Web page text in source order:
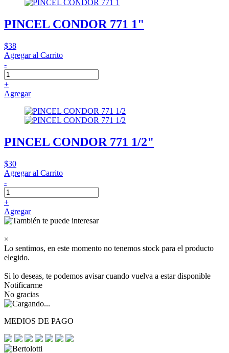
PINCEL CONDOR 771 1"
$38
Agregar al Carrito
-
+
Agregar
PINCEL CONDOR 771 1/2"
$30
Agregar al Carrito
-
+
Agregar
×
Lo sentimos, en este momento no tenemos stock para el producto
elegido.
Si lo deseas, te podemos avisar cuando vuelva a estar disponible
Notificarme
No gracias
MEDIOS DE PAGO